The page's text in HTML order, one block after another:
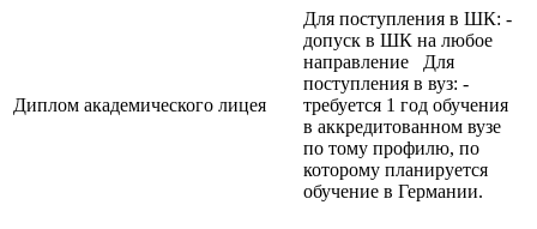
Диплом академического лицея
Для поступления в ШК: -
допуск в ШК на любое
направление Для
поступления в вуз: -
требуется 1 год обучения
в аккредитованном вузе
по тому профилю, по
которому планируется
обучение в Германии.